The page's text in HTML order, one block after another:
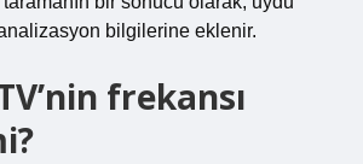
bilgilerine eklenir.
frekansı